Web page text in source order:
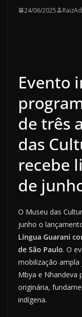
24/06/2025
Evento
de três
das
recebe
de
O Museu das
junho o
Língua Guarani
de São Paulo. O
mobilização ampla
Mbya e Nhandeva
originária,
indígena.